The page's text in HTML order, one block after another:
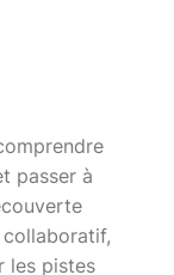
passer à
collaboratif,
les pistes